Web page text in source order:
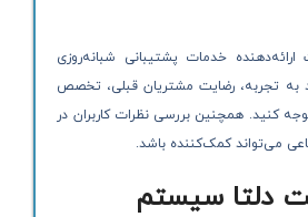
خدمات پشتیبانی شبانه‌روزی
به تجربه، رضایت مشتریان قبلی، تخصص
کنید. همچنین بررسی نظرات کاربران در
می‌تواند کمک‌کننده باشد.
دلتا سیستم